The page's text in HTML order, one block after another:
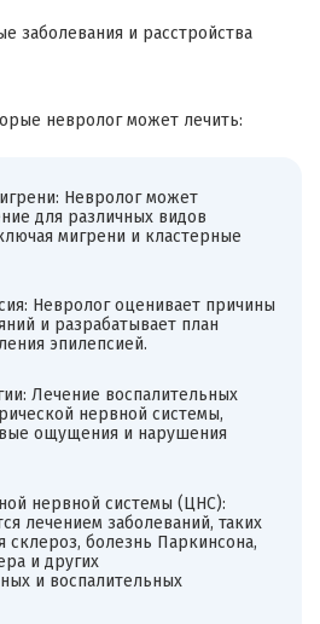
заболевания и расстройства
невролог может лечить:
Невролог может
для различных видов
мигрени и кластерные
Невролог оценивает причины
и разрабатывает план
эпилепсией.
Лечение воспалительных
нервной системы,
ощущения и нарушения
нервной системы (ЦНС):
лечением заболеваний, таких
склероз, болезнь Паркинсона,
и других
и воспалительных